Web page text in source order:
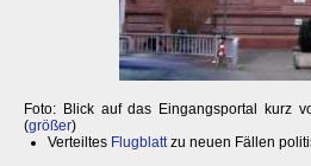
Foto: Blick auf das Eingangsportal kurz
(größer)
Verteiltes Flugblattzu neuen Fällen